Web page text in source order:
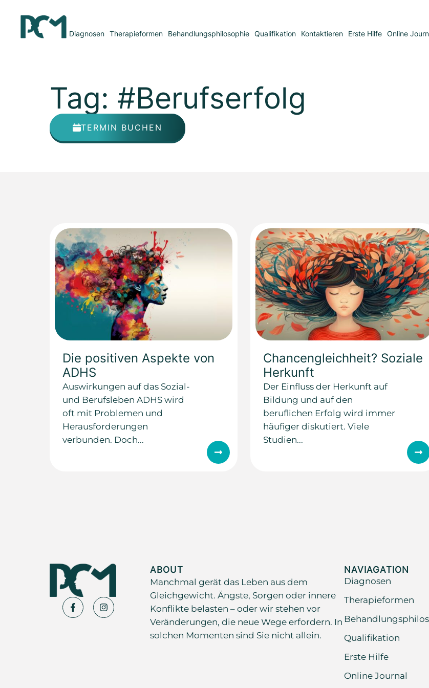
Diagnosen Therapieformen Behandlungsphilosophie Qualifikation Kontaktieren Erste Hilfe Online
Tag: #Berufserfolg
TERMIN BUCHEN
Die positiven Aspekte von
ADHS
Auswirkungen auf das Sozial-
und Berufsleben ADHS wird
oft mit Problemen und
Herausforderungen
verbunden. Doch...
Chancengleichheit? Soziale
Herkunft
Der Einfluss der Herkunft auf
Bildung und auf den
beruflichen Erfolg wird immer
häufiger diskutiert. Viele
Studien...
ABOUT
Manchmal gerät das Leben aus dem
Gleichgewicht. Ängste, Sorgen oder innere
Konflikte belasten – oder wir stehen vor
Veränderungen, die neue Wege erfordern. In
solchen Momenten sind Sie nicht allein.
NAVIAGATION
Diagnosen
Therapieformen
Qualifikation
Erste Hilfe
Online Journal